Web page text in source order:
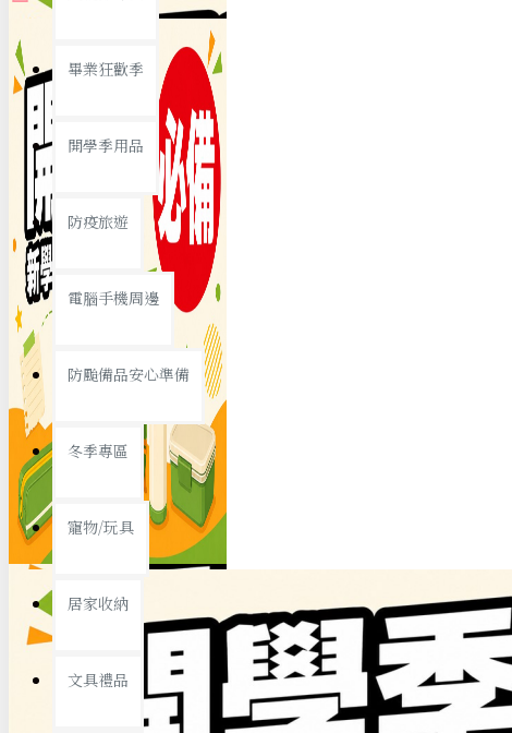
19元專區
39元專區
節慶熱賣
春節/新年
畢業狂歡季
開學季用品
防疫旅遊
電腦手機周邊
防颱備品安心準備
冬季專區
寵物/玩具
居家收納
文具禮品